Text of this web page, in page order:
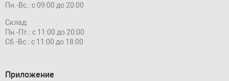
Пн.-Вс.: с 09:00 до 20:00
Склад:
Пн.-Пт.: с 11:00 до 20:00
Сб.-Вс.: с 11:00 до 18:00
Приложение